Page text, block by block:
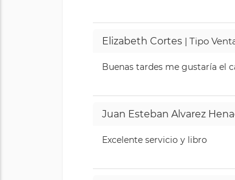
Elizabeth Cortes | Tipo
Buenas tardes me gustaría el
Juan Esteban Alvarez
Excelente servicio y libro